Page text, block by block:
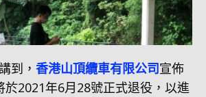
到， 香港山頂纜車有限公司宣佈
於2021年6月28號正式退役，以進